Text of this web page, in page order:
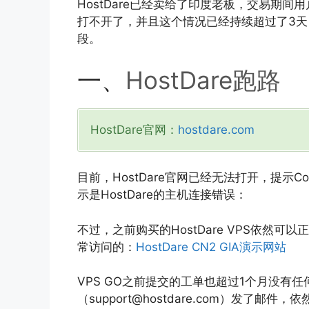
HostDare已经卖给了印度老板，交易期间
打不开了，并且这个情况已经持续超过了3
段。
一、 HostDare跑路
HostDare官网： hostdare.com
目前，HostDare官网已经无法打开，提示
示是HostDare的主机连接错误：
不过，之前购买的HostDare VPS依然可以
常访问的： HostDare CN2 GIA演示网站
VPS GO之前提交的工单也超过1个月没有
（support@hostdare.com）发了邮件，依